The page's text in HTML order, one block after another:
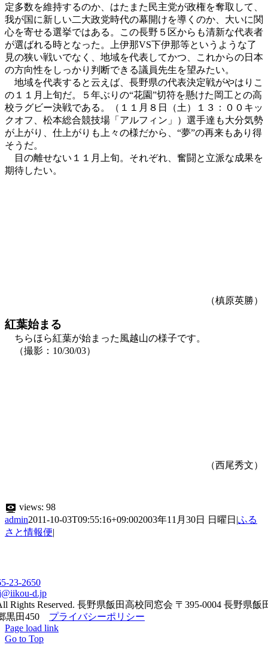
定多数を維持するのか、はたまた民主党が政権を奪取して、
我が国に新しい二大政党時代の幕開けを導くのか、大いに関
心を寄せる選挙ではある。この長野５区からも清新な代表者
が選ばれる時となった。上伊那VS下伊那等というような了
見の狭い戦いでなく、地域を代表してかつ、これからの日本
の方向性をしっかり判断できる議員先生を望みたい。
地域を代表すると云えば、長野県の代表決定戦がやはりこ
の１１月上旬だ。５年ぶりの“花園”切符を懸けた岡工との高
校ラグビー決戦である。（１１月８日（土）１３：００キッ
クオフ、松本総合競技場「アルフィン」）選手達も大分気勢
が上がり、仕上がりも上々の様だから、“夢”の再来もあり得
そうだ。
目の離せない１１月上旬。それぞれ、奮闘と立派な成果を
期待したい。
（槙原英勝）
紅葉始まる
ちらほら紅葉が始まった風越山の様子です。
（撮影：10/30/03）
（西尾秀文）
views: 98
admin2011-10-03T09:55:16+09:002003年11月30日 日曜日 |ふる
さと情報便|
23-2650
d.jp
Rights Reserved. 長野県飯田高校同窓会 〒395-0004 長野県飯
黒田450 プライバシーポリシー
Page load link
Go to Top